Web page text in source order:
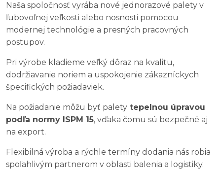
Naša spoločnosť vyrába nové jednorazové palety v
ľubovoľnej veľkosti alebo nosnosti pomocou
modernej technológie a presných pracovných
postupov.
Pri výrobe kladieme veľký dôraz na kvalitu,
dodržiavanie noriem a uspokojenie zákazníckych
špecifických požiadaviek.
Na požiadanie môžu byť palety tepelnou úpravou
podľa normy ISPM 15, vďaka čomu sú bezpečné aj
na export.
Flexibilná výroba a rýchle termíny dodania nás robia
spoľahlivým partnerom v oblasti balenia a logistiky.